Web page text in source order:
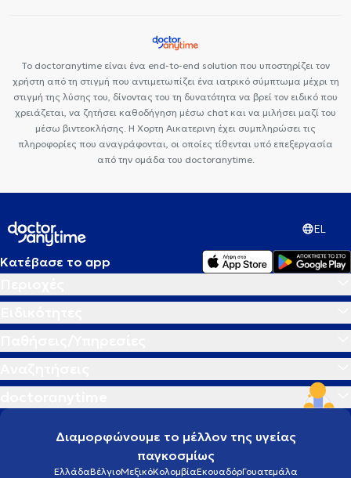
Το doctoranytime είναι ένα end-to-end solution που υποστηρίζει τον
χρήστη από τη στιγμή που αντιμετωπίζει ένα ιατρικό σύμπτωμα μέχρι τη
στιγμή της λύσης του, δίνοντας του τη δυνατότητα να βρεί τον ειδικό που
χρειάζεται, να ζητήσει καθοδήγηση μέσω chat και να μιλήσει μαζί του
μέσω βιντεοκλήσης. Η Χορτη Αικατερινη έχει συμπληρώσει τις
πληροφορίες που αναγράφονται, οι οποίες τίθενται υπό επεξεργασία
από την ομάδα του doctoranytime.
EL
Κατέβασε το app
Διαμορφώνουμε το μέλλον της υγείας
παγκοσμίως
ΕλλάδαΒέλγιοΜεξικόΚολομβίαΕκουαδόρΓουατεμάλα